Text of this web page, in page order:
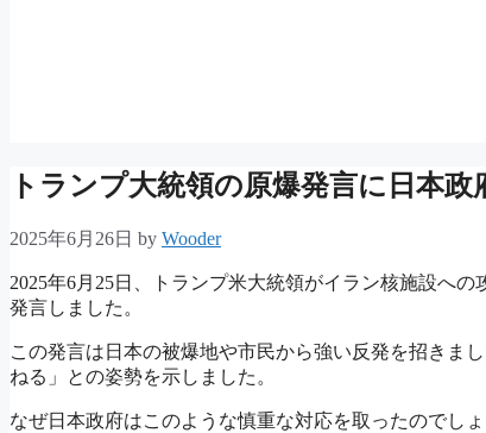
トランプ大統領の原爆発言に日本
2025年6月26日 by Wooder
2025年6月25日、トランプ米大統領がイラン核施設へ
発言しました。
この発言は日本の被爆地や市民から強い反発を招きま
ねる」との姿勢を示しました。
なぜ日本政府はこのような慎重な対応を取ったのでしょ